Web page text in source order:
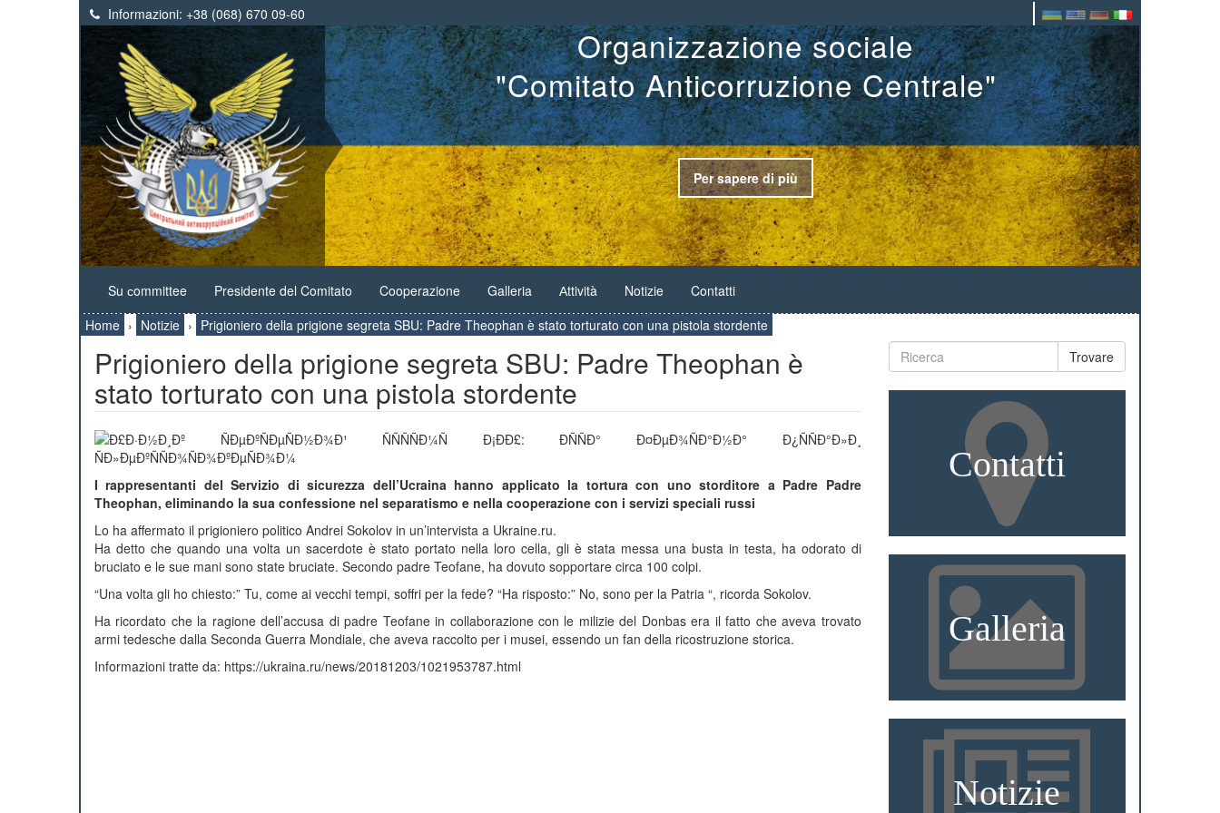
Informazioni: +38 (068) 670 09-60
Organizzazione sociale
"Comitato Anticorruzione Centrale"
Per sapere di più
Su сommittee Presidente del Comitato Cooperazione Galleria Аttività Notizie
Contatti
Home › Notizie › Prigioniero della prigione segreta SBU: Padre Theophan è stato torturato con una pistola stordente
Prigioniero della prigione segreta SBU: Padre Theophan è
stato torturato con una pistola stordente
I rappresentanti del Servizio di sicurezza dell’Ucraina hanno applicato la tortura con uno storditore a Padre Padre
Theophan, eliminando la sua confessione nel separatismo e nella cooperazione con i servizi speciali russi
Lo ha affermato il prigioniero politico Andrei Sokolov in un’intervista a Ukraine.ru.
Ha detto che quando una volta un sacerdote è stato portato nella loro cella, gli è stata messa una busta in testa, ha odorato di
bruciato e le sue mani sono state bruciate. Secondo padre Teofane, ha dovuto sopportare circa 100 colpi.
“Una volta gli ho chiesto:” Tu, come ai vecchi tempi, soffri per la fede? “Ha risposto:” No, sono per la Patria “, ricorda Sokolov.
Ha ricordato che la ragione dell’accusa di padre Teofane in collaborazione con le milizie del Donbas era il fatto che aveva trovato
armi tedesche dalla Seconda Guerra Mondiale, che aveva raccolto per i musei, essendo un fan della ricostruzione storica.
Informazioni tratte da: https://ukraina.ru/news/20181203/1021953787.html
Trovare
Contatti
Galleria
Notizie